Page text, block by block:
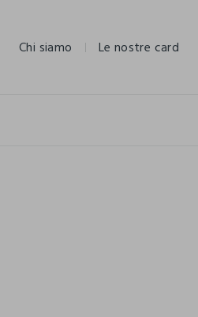
Chi siamo Le nostre card